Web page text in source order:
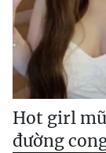
Hot girl
đường